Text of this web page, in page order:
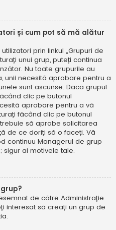
și cum pot să mă alătur
prin linkul „Grupuri de
unui grup, puteți continua
Nu toate grupurile au
unii necesită aprobare pentru a
sunt ascunse. Dacă grupul
clic pe butonul
aprobare pentru a vă
făcând clic pe butonul
să aprobe solicitarea
de ce doriți să o faceți. Vă
continuu Managerul de grup
sigur ai motivele tale.
de către Administrație
interesat să creați un grup de